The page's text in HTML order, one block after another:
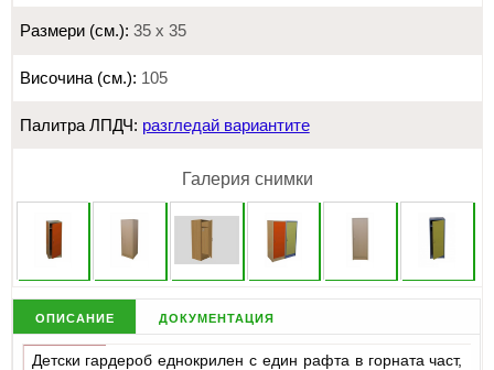
Размери (см.): 35 х 35
Височина (см.): 105
Палитра ЛПДЧ: разгледай вариантите
Галерия снимки
описание документация
Детски гардероб еднокрилен с един рафта в горната част,